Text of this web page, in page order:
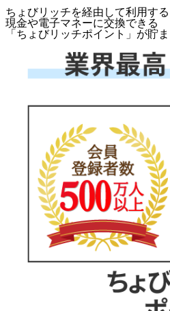
ちょびリッチを経由して利用する
現金や電子マネーに交換できる
「 ちょびリッチポイント 」が貯